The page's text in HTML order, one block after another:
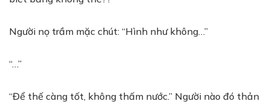
Người nọ trầm mặc chút: “Hình như không…”
“…”
“Để thế càng tốt, không thấm nước.” Người nào đó thản